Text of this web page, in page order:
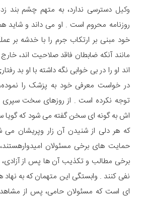
وکیل دسترسی ندارد، به متهم چشم بند
روزنامه محروم است . او می داند و شاید
خود مبنی بر ارتکاب جرم را با خدشه بر
مانند آنکه ضابطان فاقد صلاحیت اند،
اند او را در بی خوابی نگه داشته با او بد
در خواست معرفی خود به پزشک را
توجه نکرده است . از روزهای سخت سپری
اش به گونه ای سخن گفته می شود که گویا
که هر دلی از شنیدن آن زار وپریشان
حمایت های برخی مسئولان
برخی مطالب و تکذیب آن ها پس از آزادی،
نفی کنند . وابستگی این متهمان که به
ای است که مسئولان حامی، پس از